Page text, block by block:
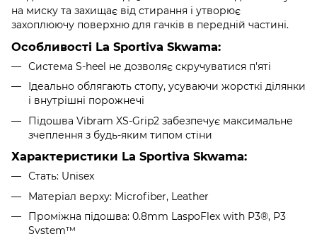
на миску та захищає від стирання і утворює
захоплюючу поверхню для гачків в передній частині.
Особливості Lа Sportiva Skwama:
Система S-heel не дозволяє скручуватися п'яті
Ідеально облягають стопу, усуваючи жорсткі ділянки
і внутрішні порожнечі
Підошва Vibram XS-Grip2 забезпечує максимальне
зчеплення з будь-яким типом стіни
Характеристики Lа Sportiva Skwama:
Стать: Unisex
Матеріал верху: Microfiber, Leather
Проміжна підошва: 0.8mm LaspoFlex with P3®, P3
System™